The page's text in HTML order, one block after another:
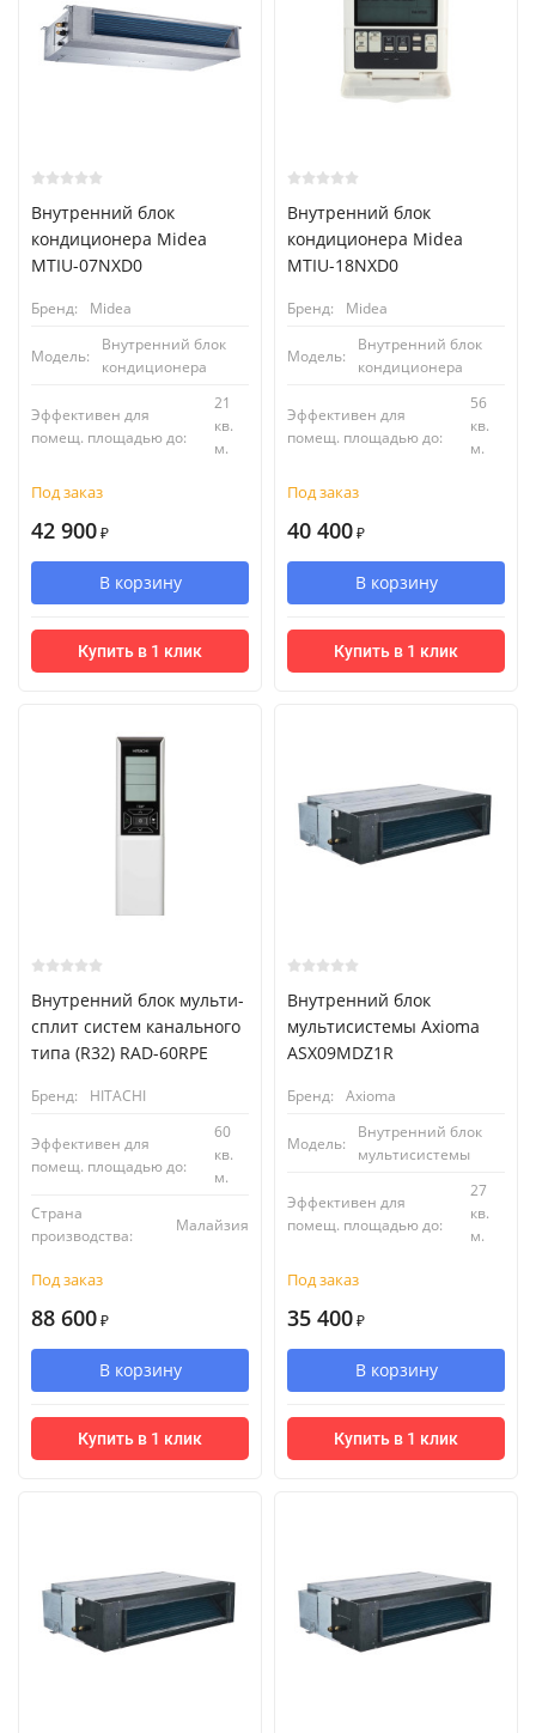
Внутренний блок
кондиционера Midea
MTIU-07NXD0
Бренд: Midea
Модель:
Внутренний блок
кондиционера
Эффективен для
помещ. площадью до:
21
кв.
м.
Под заказ
42 900 ₽
В корзину
Купить в 1 клик
Внутренний блок
кондиционера Midea
MTIU-18NXD0
Бренд: Midea
Модель:
Внутренний блок
кондиционера
Эффективен для
помещ. площадью до:
56
кв.
м.
Под заказ
40 400 ₽
В корзину
Купить в 1 клик
Внутренний блок мульти-
сплит систем канального
типа (R32) RAD-60RPE
Бренд: HITACHI
Эффективен для
помещ. площадью до:
60
кв.
м.
Страна
производства:
Малайзия
Под заказ
88 600 ₽
В корзину
Купить в 1 клик
Внутренний блок
мультисистемы Axioma
ASX09MDZ1R
Бренд: Axioma
Модель:
Внутренний блок
мультисистемы
Эффективен для
помещ. площадью до:
27
кв.
м.
Под заказ
35 400 ₽
В корзину
Купить в 1 клик